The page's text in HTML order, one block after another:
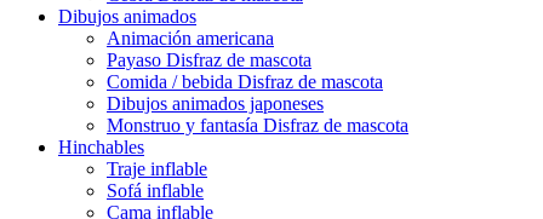
Dibujos animados
Animación americana
Payaso Disfraz de mascota
Comida / bebida Disfraz de mascota
Dibujos animados japoneses
Monstruo y fantasía Disfraz de mascota
Hinchables
Traje inflable
Sofá inflable
Cama inflable